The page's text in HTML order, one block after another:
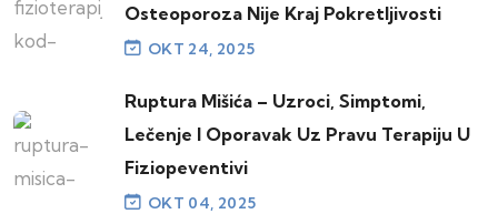
Osteoporoza Nije Kraj Pokretljivosti
OKT 24, 2025
Ruptura Mišića – Uzroci, Simptomi,
Lečenje I Oporavak Uz Pravu Terapiju U
Fiziopeventivi
OKT 04, 2025